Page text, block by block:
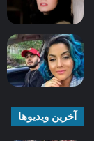
آخرین ویدیوها